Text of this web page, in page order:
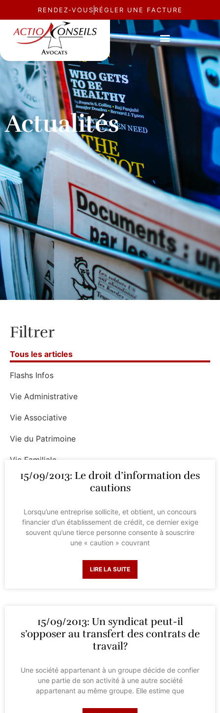
RENDEZ-VOUS RÉGLER UNE FACTURE
Actualités
Filtrer
Tous les articles
Flashs Infos
Vie Administrative
Vie Associative
Vie du Patrimoine
Vie Familiale
Vie Professionnelle
15/09/2013: Le droit d’information des
cautions
Lorsqu’une entreprise sollicite, et obtient, un concours
financier d’un établissement de crédit, ce dernier exige
souvent qu’une tierce personne consente à souscrire
une « caution » couvrant
LIRE LA SUITE
15/09/2013: Un syndicat peut-il
s’opposer au transfert des contrats de
travail?
Une société appartenant à un groupe décide de confier
une partie de son activité à une autre société
appartenant au même groupe. Elle estime que